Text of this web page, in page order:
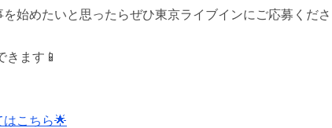
始めたいと思ったらぜひ東京ライブインにご応募くださ
きます📱
こちら🌟